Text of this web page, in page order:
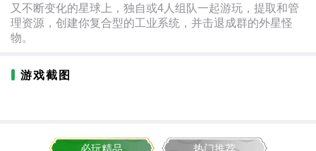
又不断变化的星球上，独自或4人组队一起游玩，提取和管
理资源，创建你复合型的工业系统，并击退成群的外星怪
物。
游戏截图
必玩精品 热门推荐